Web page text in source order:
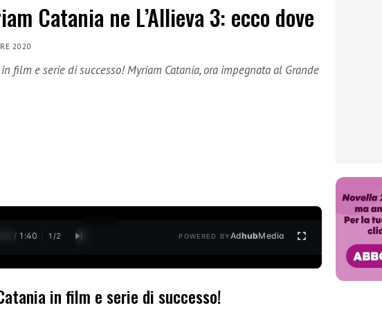
Catania ne L’Allieva 3: ecco dove
2020
film e serie di successo! Myriam Catania, ora impegnata al Grande
/ 1:40 1 /2 POWERED BYAdhubMedia
in film e serie di successo!